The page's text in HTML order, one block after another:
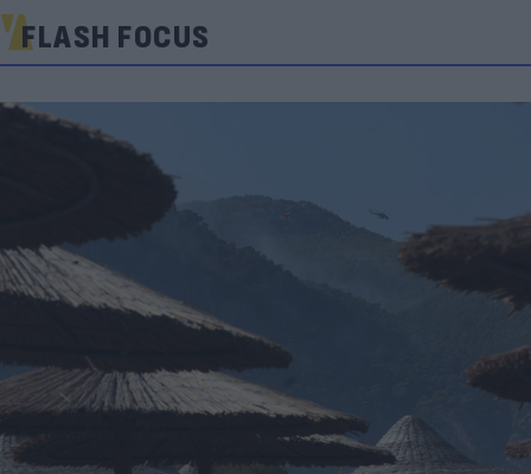
FLASH FOCUS